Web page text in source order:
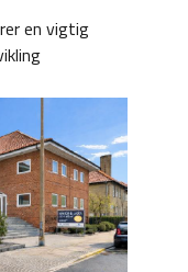
en vigtig